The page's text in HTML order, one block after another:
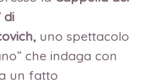
di
uno spettacolo
che indaga con
un fatto